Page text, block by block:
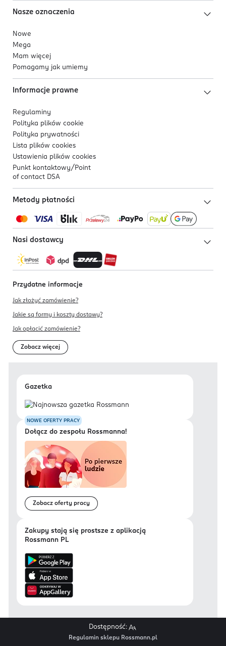
Nasze oznaczenia
Nowe
Mega
Mam więcej
Pomagamy jak umiemy
Informacje prawne
Regulaminy
Polityka plików cookie
Polityka prywatności
Lista plików cookies
Ustawienia plików cookies
Punkt kontaktowy/ Point
of contact DSA
Metody płatności
Nasi dostawcy
Przydatne informacje
Jak złożyć zamówienie?
Jakie są formy i koszty dostawy?
Jak opłacić zamówienie?
Zobacz więcej
Gazetka
NOWE OFERTY PRACY
Dołącz do zespołu Rossmanna!
Zobacz oferty pracy
Zakupy stają się prostsze z aplikacją
Rossmann PL
Dostępność:
Regulamin sklepu Rossmann.pl